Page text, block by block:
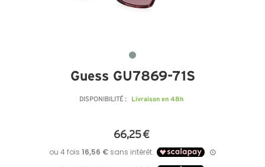
Guess GU7869-71S
DISPONIBILITÉ : Livraison en 48h
66,25 €